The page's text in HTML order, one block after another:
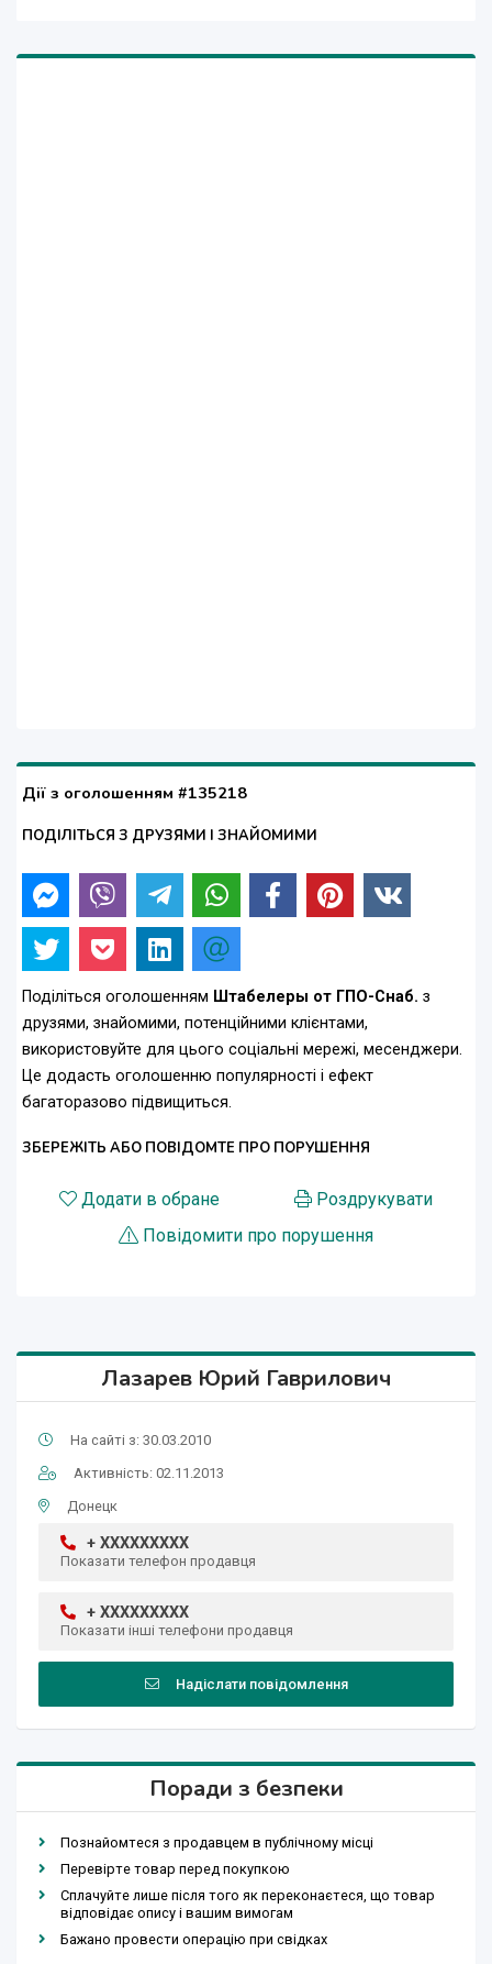
Дії з оголошенням #135218
ПОДІЛІТЬСЯ З ДРУЗЯМИ І ЗНАЙОМИМИ
Поділіться оголошенням Штабелеры от ГПО-Снаб. з
друзями, знайомими, потенційними клієнтами,
використовуйте для цього соціальні мережі, месенджери.
Це додасть оголошенню популярності і ефект
багаторазово підвищиться.
ЗБЕРЕЖІТЬ АБО ПОВІДОМТЕ ПРО ПОРУШЕННЯ
Додати в обране
Роздрукувати
Повідомити про порушення
Лазарев Юрий Гаврилович
На сайті з: 30.03.2010
Активність: 02.11.2013
Донецк
+ XXXXXXXXX
Показати телефон продавця
+ XXXXXXXXX
Показати інші телефони продавця
Надіслати повідомлення
Поради з безпеки
Познайомтеся з продавцем в публічному місці
Перевірте товар перед покупкою
Сплачуйте лише після того як переконаєтеся, що товар
відповідає опису і вашим вимогам
Бажано провести операцію при свідках